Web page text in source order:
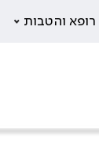
רופא והטבות